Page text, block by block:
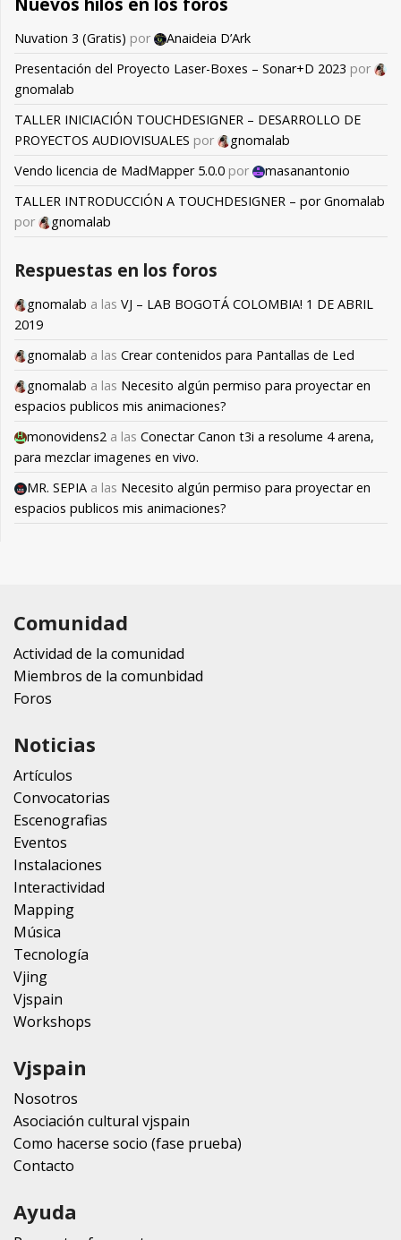
Nuvation 3 (Gratis) por
Anaideia D’Ark
Presentación del Proyecto Laser-Boxes – Sonar+D 2023 por
gnomalab
TALLER INICIACIÓN TOUCHDESIGNER – DESARROLLO DE
PROYECTOS AUDIOVISUALES por
gnomalab
Vendo licencia de MadMapper 5.0.0 por
masanantonio
TALLER INTRODUCCIÓN A TOUCHDESIGNER – por Gnomalab
por
gnomalab
Respuestas en los foros
gnomalab a las VJ – LAB BOGOTÁ COLOMBIA! 1 DE ABRIL
2019
gnomalab a las Crear contenidos para Pantallas de Led
gnomalab a las Necesito algún permiso para proyectar en
espacios publicos mis animaciones?
monovidens2 a las Conectar Canon t3i a resolume 4 arena,
para mezclar imagenes en vivo.
MR. SEPIA a las Necesito algún permiso para proyectar en
espacios publicos mis animaciones?
Comunidad
Actividad de la comunidad
Miembros de la comunbidad
Foros
Noticias
Artículos
Convocatorias
Escenografias
Eventos
Instalaciones
Interactividad
Mapping
Música
Tecnología
Vjing
Vjspain
Workshops
Vjspain
Nosotros
Asociación cultural vjspain
Como hacerse socio (fase prueba)
Contacto
Ayuda